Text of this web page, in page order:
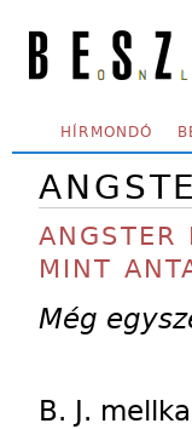
SECONDARY MENU
HÍRMONDÓ
ANGSTER
MINT
Még
B. J.